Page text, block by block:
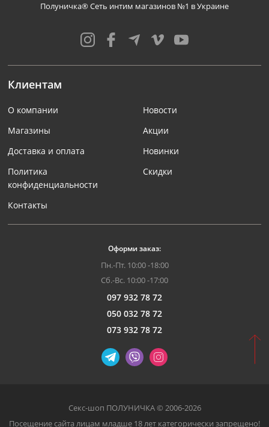
Полуничка® Сеть интим магазинов №1 в Украине
Клиентам
О компании
Магазины
Доставка и оплата
Политика
конфиденциальности
Контакты
Новости
Акции
Новинки
Скидки
Оформи заказ:
Пн.-Пт. 10:00 -18:00
Сб.-Вс. 10:00 -17:00
097 932 78 72
050 032 78 72
073 932 78 72
Секс-шоп ПОЛУНИЧКА © 2006-2026
Посещение сайта лицам младше 18 лет категорически запрещено!